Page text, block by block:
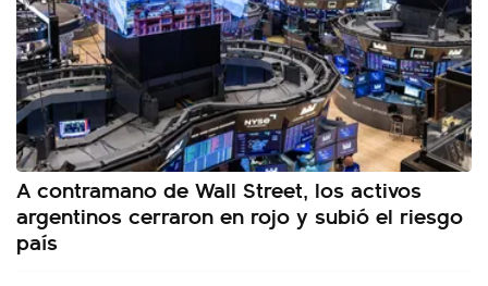
A contramano de Wall Street, los activos
argentinos cerraron en rojo y subió el riesgo
país